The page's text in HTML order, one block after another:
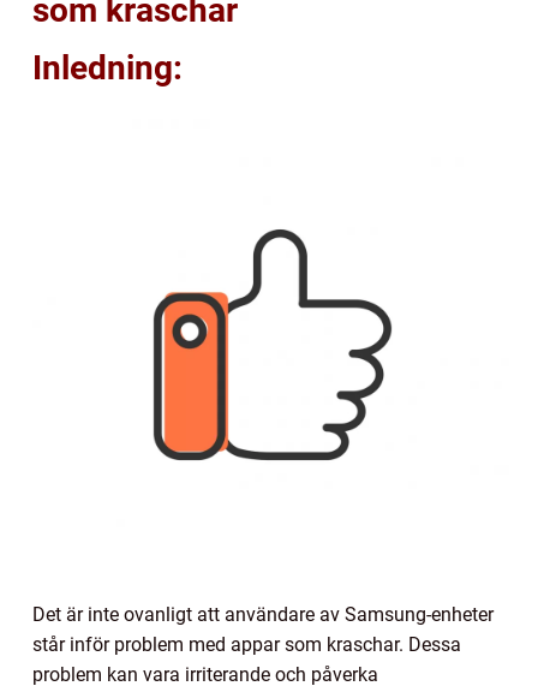
som kraschar
Inledning:
Det är inte ovanligt att användare av Samsung-enheter
står inför problem med appar som kraschar. Dessa
problem kan vara irriterande och påverka